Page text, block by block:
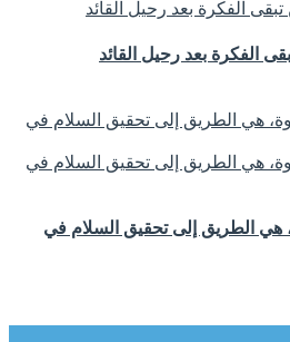
الفكرة بعد رحيل القائد
هي الطريق إلى تحقيق السلام في